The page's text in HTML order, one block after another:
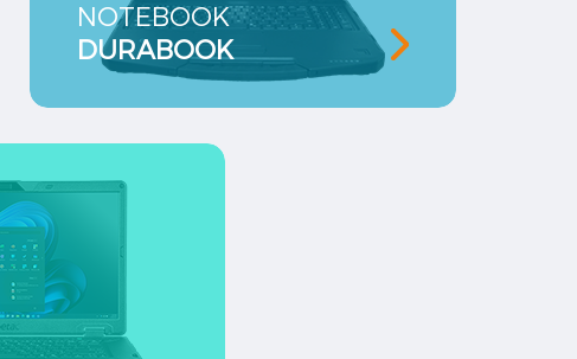
NOTEBOOK
DURABOOK